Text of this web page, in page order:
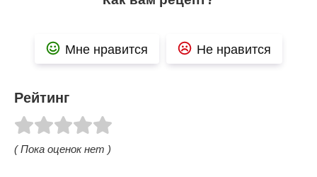
Мне нравится Не нравится
Рейтинг
( Пока оценок нет )